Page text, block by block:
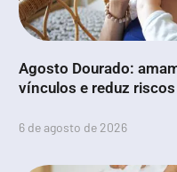
Agosto Dourado:
vínculos e reduz
6 de agosto de 2026